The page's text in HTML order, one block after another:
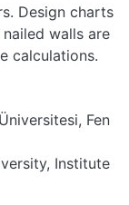
Design charts
walls are
calculations.
Fen
Institute